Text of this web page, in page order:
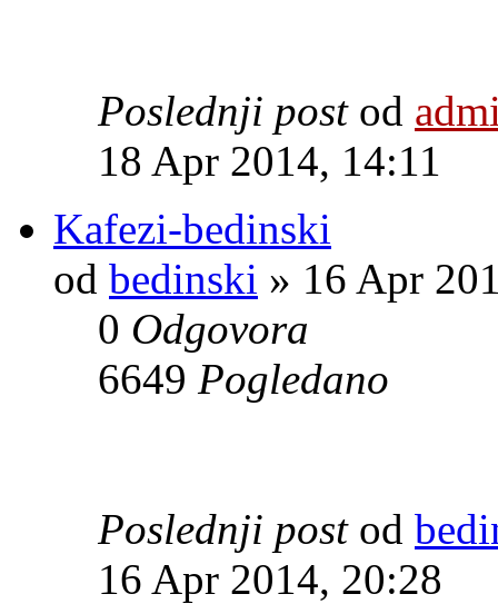
Poslednji post od
18 Apr 2014, 14:11
Kafezi-bedinski
od bedinski » 16 Apr
0 Odgovora
6649 Pogledano
Poslednji post od
16 Apr 2014, 20:28